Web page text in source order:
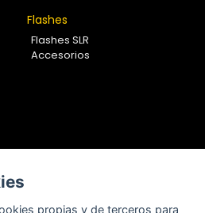
Flashes
Flashes SLR
Accesorios
propias y de terceros para